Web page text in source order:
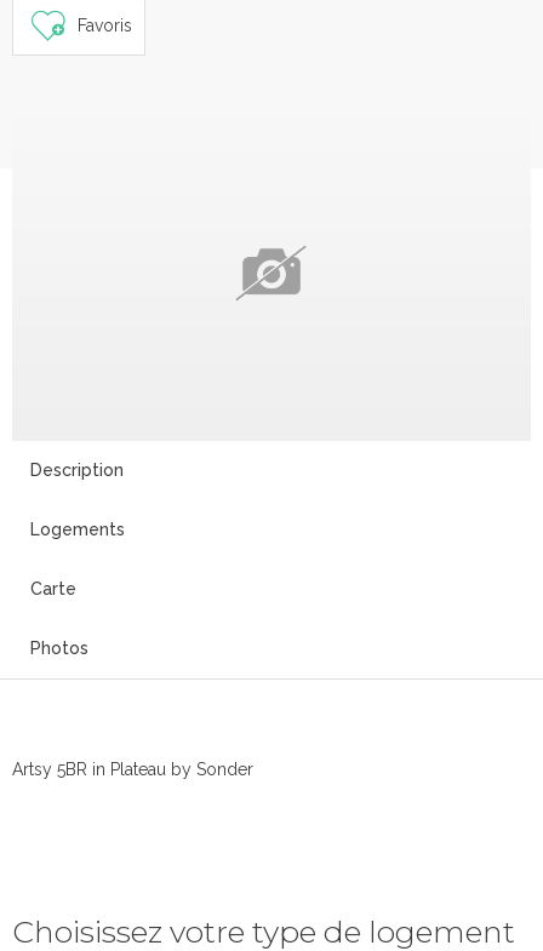
Favoris
Description
Logements
Carte
Photos
Artsy 5BR in Plateau by Sonder
Choisissez votre type de logement